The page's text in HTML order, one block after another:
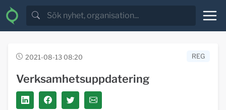
2021-08-13 08:20 REG
Verksamhetsuppdatering